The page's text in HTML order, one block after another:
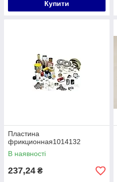
Купити
Пластина
фрикционная1014132
В наявності
237,24 ₴